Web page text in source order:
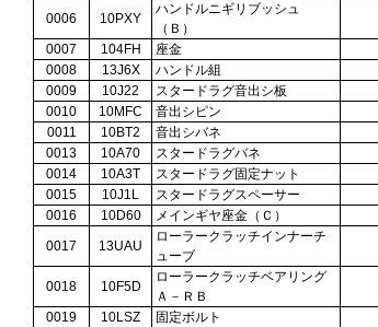
0006
10PXY
ハンドルニギリブッシュ
（Ｂ）
0007
104FH 座金
0008
13J6X ハンドル組
0009
10J22 スタードラグ音出シ板
0010
10MFC 音出シピン
0011
10BT2 音出シバネ
0013
10A70 スタードラグバネ
0014
10A3T スタードラグ固定ナット
0015
10J1L スタードラグスペーサー
0016
10D60 メインギヤ座金（Ｃ）
0017
13UAU
ローラークラッチインナーチ
ューブ
0018 10F5D
ローラークラッチベアリング
Ａ－ＲＢ
0019
10LSZ 固定ボルト